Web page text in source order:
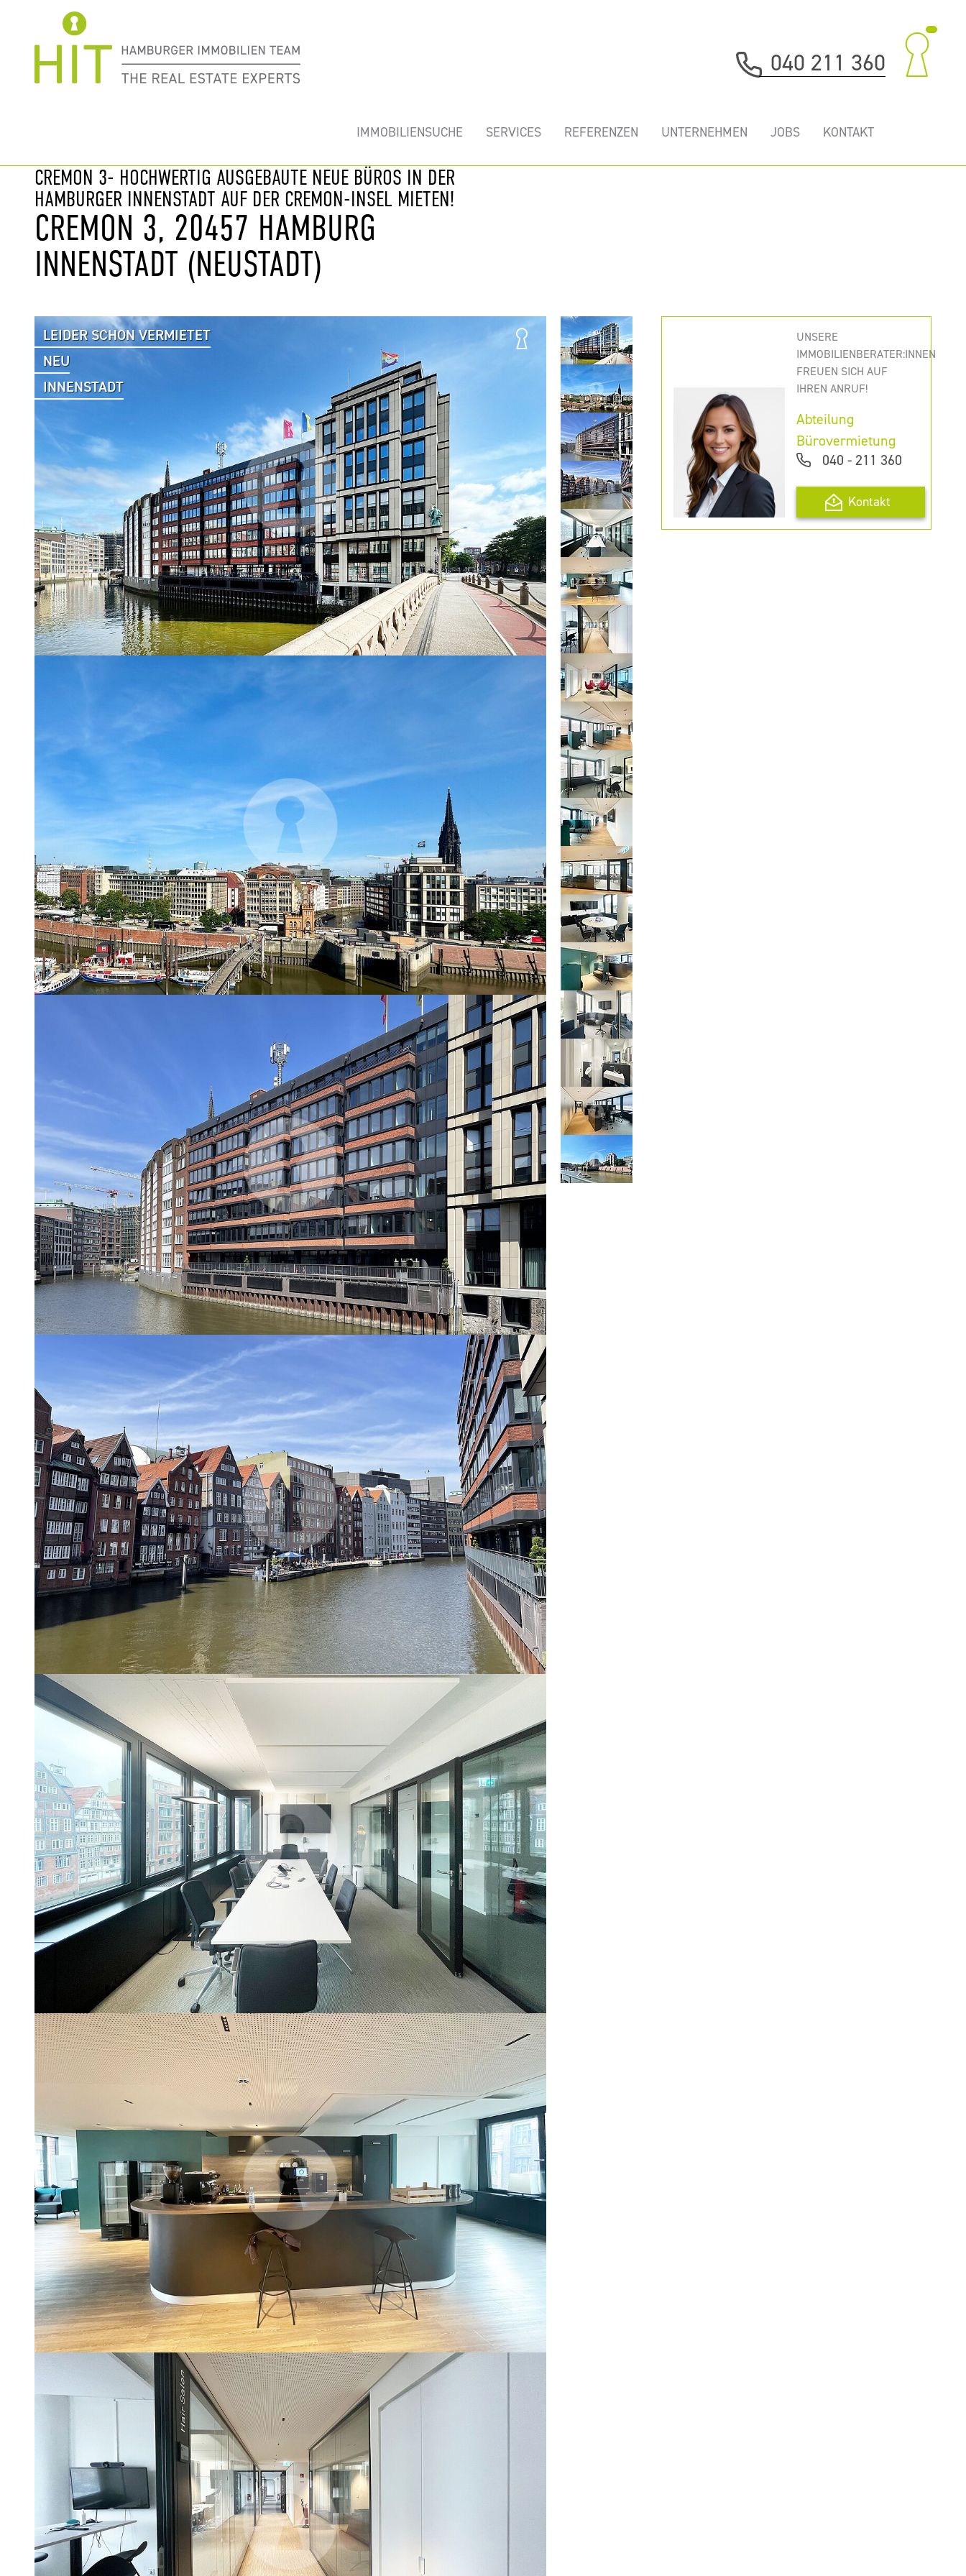
040 211 360
IMMOBILIENSUCHE SERVICES REFERENZEN UNTERNEHMEN JOBS KONTAKT
CREMON 3- HOCHWERTIG AUSGEBAUTE NEUE BÜROS IN DER
HAMBURGER INNENSTADT AUF DER CREMON-INSEL MIETEN!
CREMON 3, 20457 HAMBURG
INNENSTADT (NEUSTADT)
LEIDER SCHON VERMIETET
NEU
INNENSTADT
UNSERE
IMMOBILIENBERATER:INNEN
FREUEN SICH AUF
IHREN ANRUF!
Abteilung
Bürovermietung
040 - 211 360
Kontakt